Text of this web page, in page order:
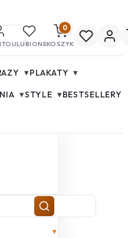
ULUBIONE
0
KOSZYK
▾PLAKATY ▾
▾STYLE ▾BESTSELLERY
▾